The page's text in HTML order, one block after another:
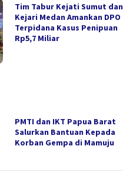
Tim Tabur Kejati Sumut dan
Kejari Medan Amankan DPO
Terpidana Kasus Penipuan
Rp5,7 Miliar
PMTI dan IKT Papua Barat
Salurkan Bantuan Kepada
Korban Gempa di Mamuju